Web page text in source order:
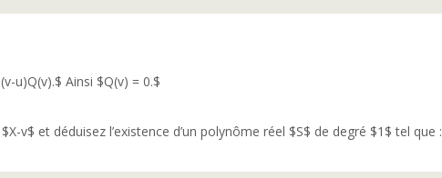
u)Q(v).$ Ainsi $Q(v) = 0.$
v$ et déduisez l’existence d’un polynôme réel $S$ de degré $1$ tel que :